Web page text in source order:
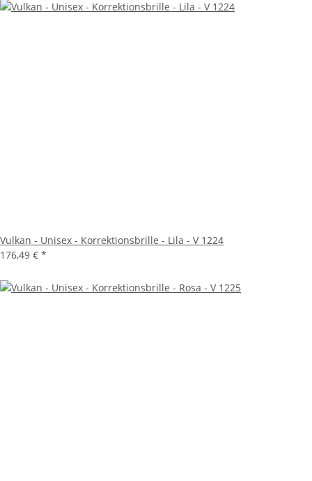
Vulkan - Unisex - Korrektionsbrille - Lila - V 1224
176,49 € *